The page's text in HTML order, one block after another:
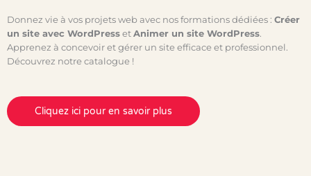
Donnez vie à vos projets web avec nos formations dédiées : Créer
un site avec WordPress et Animer un site WordPress.
Apprenez à concevoir et gérer un site efficace et professionnel.
Découvrez notre catalogue !
Cliquez ici pour en savoir plus